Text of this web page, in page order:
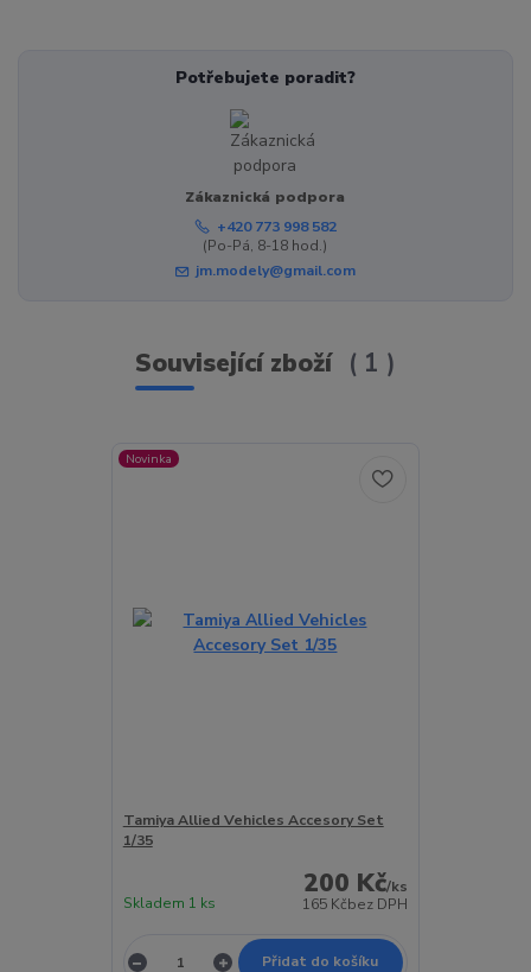
Potřebujete poradit?
Zákaznická podpora
+420 773 998 582
(Po-Pá, 8-18 hod.)
jm.modely@gmail.com
Související zboží 1
Novinka
Tamiya Allied Vehicles Accesory Set
1/35
200 Kč/ks
165 Kčbez DPH
Skladem 1 ks
Přidat do košíku